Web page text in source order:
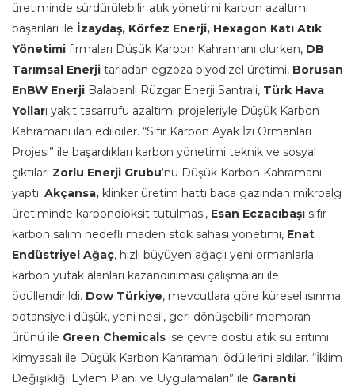
üretiminde sürdürülebilir atık yönetimi karbon azaltımı
başarıları ile İzaydaş, Körfez Enerji, Hexagon Katı Atık
Yönetimi firmaları Düşük Karbon Kahramanı olurken, DB
Tarımsal Enerji tarladan egzoza biyodizel üretimi, Borusan
EnBW Enerji Balabanlı Rüzgar Enerji Santrali, Türk Hava
Yolları yakıt tasarrufu azaltımı projeleriyle Düşük Karbon
Kahramanı ilan edildiler. “Sıfır Karbon Ayak İzi Ormanları
Projesi” ile başardıkları karbon yönetimi teknik ve sosyal
çıktıları Zorlu Enerji Grubu‘nu Düşük Karbon Kahramanı
yaptı. Akçansa, klinker üretim hattı baca gazından mikroalg
üretiminde karbondioksit tutulması, Esan Eczacıbaşı sıfır
karbon salım hedefli maden stok sahası yönetimi, Enat
Endüstriyel Ağaç, hızlı büyüyen ağaçlı yeni ormanlarla
karbon yutak alanları kazandırılması çalışmaları ile
ödüllendirildi. Dow Türkiye, mevcutlara göre küresel ısınma
potansiyeli düşük, yeni nesil, geri dönüşebilir membran
ürünü ile Green Chemicals ise çevre dostu atık su arıtımı
kimyasalı ile Düşük Karbon Kahramanı ödüllerini aldılar. “İklim
Değişikliği Eylem Planı ve Uygulamaları” ile Garanti